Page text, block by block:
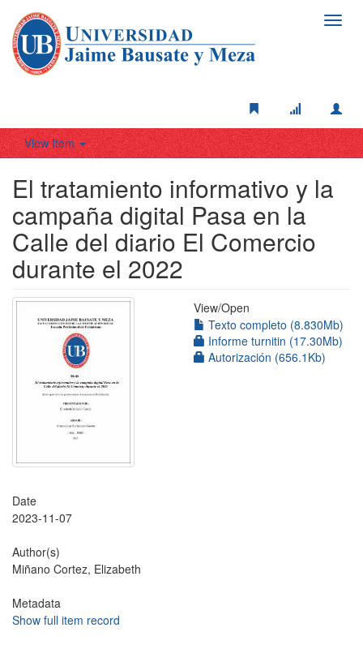
View Item
El tratamiento informativo y la
campaña digital Pasa en la
Calle del diario El Comercio
durante el 2022
View/Open
Texto completo (8.830Mb)
Informe turnitin (17.30Mb)
Autorización (656.1Kb)
Date
2023-11-07
Author(s)
Miñano Cortez, Elizabeth
Metadata
Show full item record